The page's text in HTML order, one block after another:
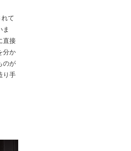
て
ま
直接
分か
のが
り手